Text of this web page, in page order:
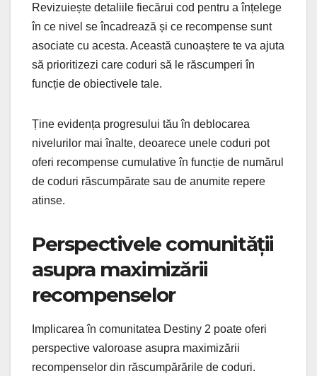
Revizuiește detaliile fiecărui cod pentru a înțelege
în ce nivel se încadrează și ce recompense sunt
asociate cu acesta. Această cunoaștere te va ajuta
să prioritizezi care coduri să le răscumperi în
funcție de obiectivele tale.
Ține evidența progresului tău în deblocarea
nivelurilor mai înalte, deoarece unele coduri pot
oferi recompense cumulative în funcție de numărul
de coduri răscumpărate sau de anumite repere
atinse.
Perspectivele comunității
asupra maximizării
recompenselor
Implicarea în comunitatea Destiny 2 poate oferi
perspective valoroase asupra maximizării
recompenselor din răscumpărările de coduri.